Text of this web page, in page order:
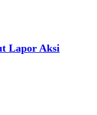
Lapor Aksi